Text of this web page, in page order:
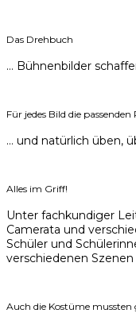
Das Drehbuch
… Bühnenbilder
Für jedes Bild die passenden
… und natürlich üben,
Alles im Griff!
Unter fachkundiger
Camerata und
Schüler und
verschiedenen
Auch die Kostüme mussten